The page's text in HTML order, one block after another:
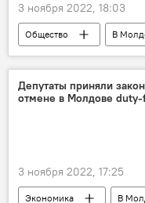
3 ноября 2022, 18:03
Общество В
туризм
Депутаты приняли
отмене в Молдове duty-
3 ноября 2022, 17:25
Экономика В